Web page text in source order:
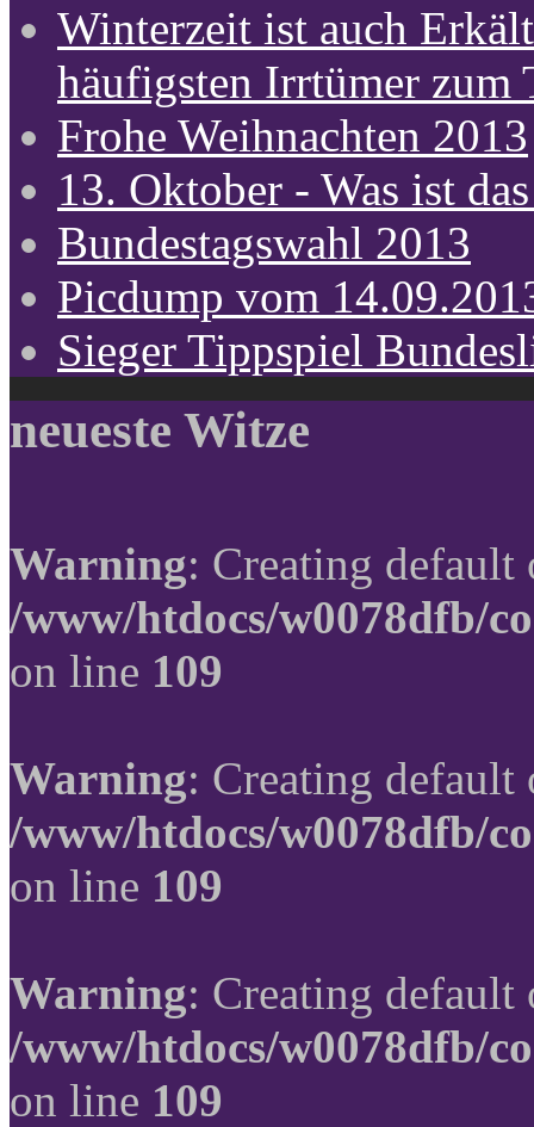
Winterzeit ist auch
häufigsten Irrtümer zum
Frohe Weihnachten 2013
13. Oktober - Was ist
Bundestagswahl 2013
Picdump vom
Sieger Tippspiel
neueste Witze
Warning: Creating
/www/htdocs/w0078dfb/
on line 109
Warning: Creating
/www/htdocs/w0078dfb/
on line 109
Warning: Creating
/www/htdocs/w0078dfb/
on line 109